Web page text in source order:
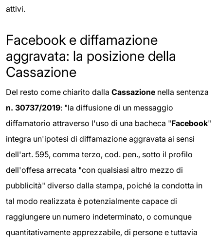
attivi.
Facebook e diffamazione
aggravata: la posizione della
Cassazione
Del resto come chiarito dalla Cassazione nella sentenza
n. 30737/2019: "la diffusione di un messaggio
diffamatorio attraverso l'uso di una bacheca "Facebook"
integra un'ipotesi di diffamazione aggravata ai sensi
dell'art. 595, comma terzo, cod. pen., sotto il profilo
dell'offesa arrecata "con qualsiasi altro mezzo di
pubblicità" diverso dalla stampa, poiché la condotta in
tal modo realizzata è potenzialmente capace di
raggiungere un numero indeterminato, o comunque
quantitativamente apprezzabile, di persone e tuttavia